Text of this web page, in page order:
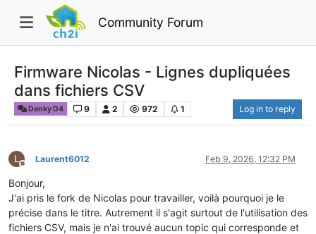
Community Forum
Firmware Nicolas - Lignes dupliquées
dans fichiers CSV
Denky D4 9 2 972 1 Log in to reply
L
Offline
Laurent6012 Feb 9, 2026, 12:32 PM
Bonjour,
J'ai pris le fork de Nicolas pour travailler, voilà pourquoi je le
précise dans le titre. Autrement il s'agit surtout de l'utilisation des
fichiers CSV, mais je n'ai trouvé aucun topic qui corresponde et